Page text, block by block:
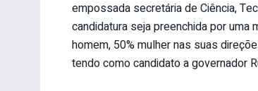
empossada secretária de Ciência,
candidatura seja preenchida por uma
homem, 50% mulher nas suas
tendo como candidato a governador